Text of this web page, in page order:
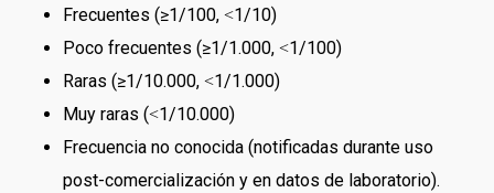
Frecuentes (≥1/100, ˂1/10)
Poco frecuentes (≥1/1.000, ˂1/100)
Raras (≥1/10.000, ˂1/1.000)
Muy raras (˂1/10.000)
Frecuencia no conocida (notificadas durante uso
post-comercialización y en datos de laboratorio).